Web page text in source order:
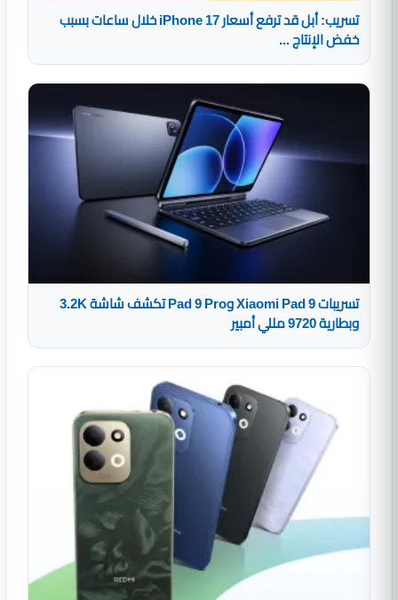
تسريب: أبل قد ترفع أسعار iPhone 17 خلال ساعات بسبب
خفض الإنتاج ...
تسريبات Xiaomi Pad 9 وPad 9 Pro تكشف شاشة 3.2K
وبطارية 9720 مللي أمبير